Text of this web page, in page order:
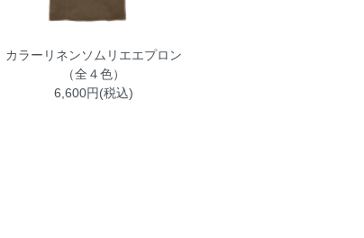
カラーリネンソムリエエプロン
（全４色）
6,600円(税込)